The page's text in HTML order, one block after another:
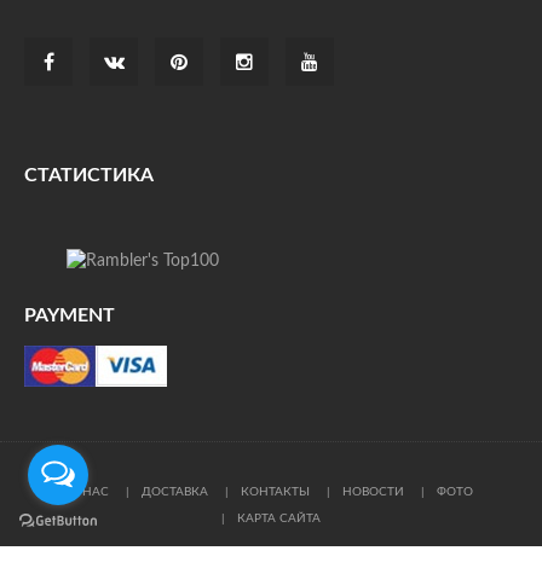
СТАТИСТИКА
PAYMENT
О НАС ДОСТАВКА КОНТАКТЫ НОВОСТИ ФОТО
КАРТА САЙТА